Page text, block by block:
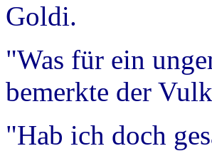
Goldi.
"Was für ein
bemerkte der
"Hab ich doch